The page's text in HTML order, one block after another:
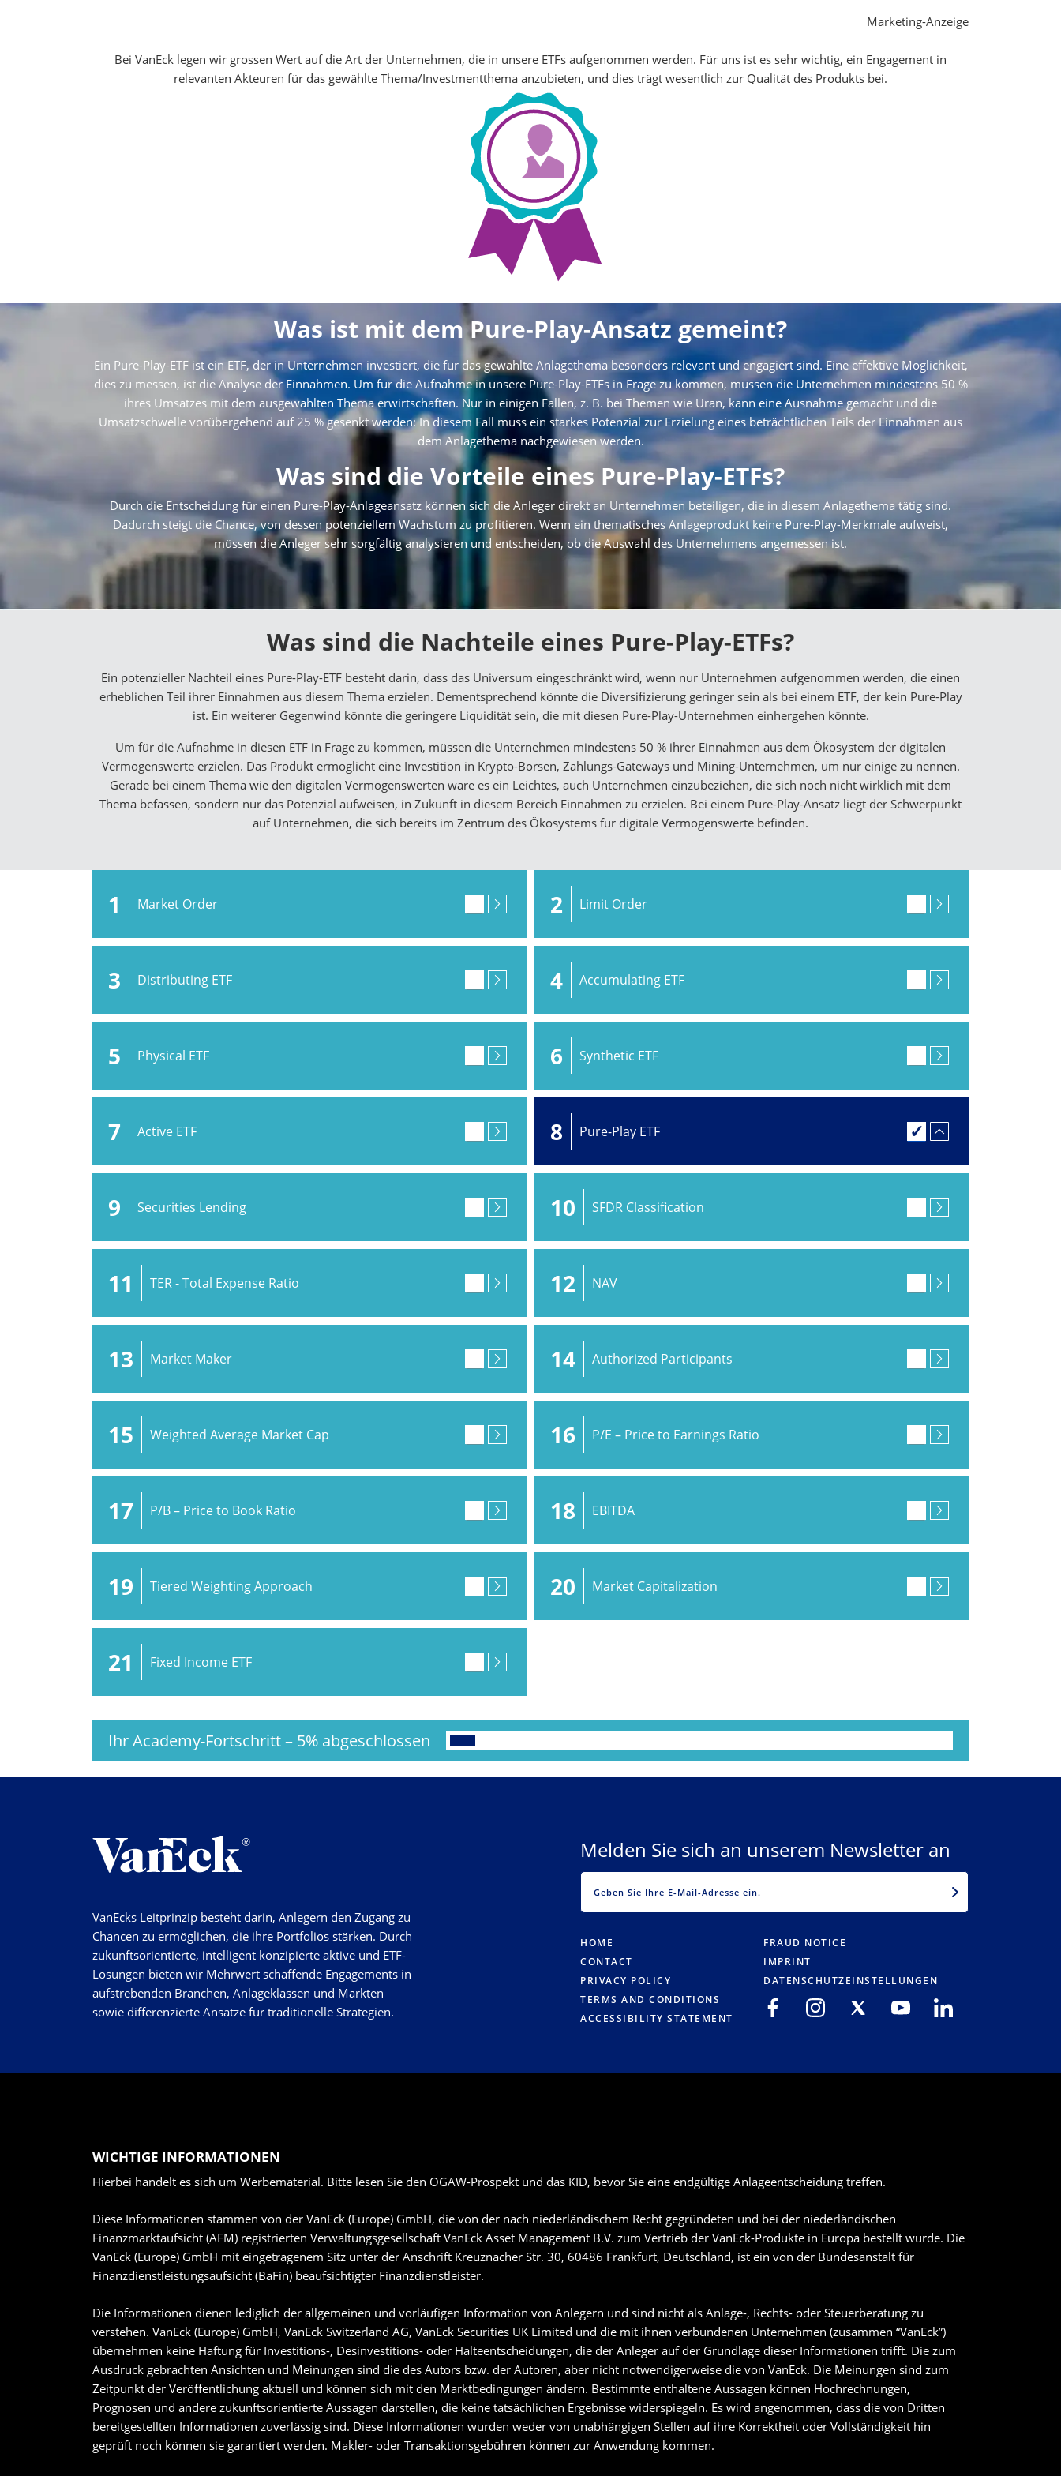
Marketing-Anzeige
Bei VanEck legen wir grossen Wert auf die Art der Unternehmen, die in unsere ETFs aufgenommen werden. Für uns ist es sehr wichtig, ein Engagement in
relevanten Akteuren für das gewählte Thema/Investmentthema anzubieten, und dies trägt wesentlich zur Qualität des Produkts bei.
Was ist mit dem Pure-Play-Ansatz gemeint?
Ein Pure-Play-ETF ist ein ETF, der in Unternehmen investiert, die für das gewählte Anlagethema besonders relevant und engagiert sind. Eine effektive Möglichkeit,
dies zu messen, ist die Analyse der Einnahmen. Um für die Aufnahme in unsere Pure-Play-ETFs in Frage zu kommen, müssen die Unternehmen mindestens 50 %
ihres Umsatzes mit dem ausgewählten Thema erwirtschaften. Nur in einigen Fällen, z. B. bei Themen wie Uran, kann eine Ausnahme gemacht und die
Umsatzschwelle vorübergehend auf 25 % gesenkt werden: In diesem Fall muss ein starkes Potenzial zur Erzielung eines beträchtlichen Teils der Einnahmen aus
dem Anlagethema nachgewiesen werden.
Was sind die Vorteile eines Pure-Play-ETFs?
Durch die Entscheidung für einen Pure-Play-Anlageansatz können sich die Anleger direkt an Unternehmen beteiligen, die in diesem Anlagethema tätig sind.
Dadurch steigt die Chance, von dessen potenziellem Wachstum zu profitieren. Wenn ein thematisches Anlageprodukt keine Pure-Play-Merkmale aufweist,
müssen die Anleger sehr sorgfältig analysieren und entscheiden, ob die Auswahl des Unternehmens angemessen ist.
Was sind die Nachteile eines Pure-Play-ETFs?
Ein potenzieller Nachteil eines Pure-Play-ETF besteht darin, dass das Universum eingeschränkt wird, wenn nur Unternehmen aufgenommen werden, die einen
erheblichen Teil ihrer Einnahmen aus diesem Thema erzielen. Dementsprechend könnte die Diversifizierung geringer sein als bei einem ETF, der kein Pure-Play
ist. Ein weiterer Gegenwind könnte die geringere Liquidität sein, die mit diesen Pure-Play-Unternehmen einhergehen könnte.
Um für die Aufnahme in diesen ETF in Frage zu kommen, müssen die Unternehmen mindestens 50 % ihrer Einnahmen aus dem Ökosystem der digitalen
Vermögenswerte erzielen. Das Produkt ermöglicht eine Investition in Krypto-Börsen, Zahlungs-Gateways und Mining-Unternehmen, um nur einige zu nennen.
Gerade bei einem Thema wie den digitalen Vermögenswerten wäre es ein Leichtes, auch Unternehmen einzubeziehen, die sich noch nicht wirklich mit dem
Thema befassen, sondern nur das Potenzial aufweisen, in Zukunft in diesem Bereich Einnahmen zu erzielen. Bei einem Pure-Play-Ansatz liegt der Schwerpunkt
auf Unternehmen, die sich bereits im Zentrum des Ökosystems für digitale Vermögenswerte befinden.
1 Market Order 2 Limit Order
3 Distributing ETF 4 Accumulating ETF
5 Physical ETF 6 Synthetic ETF
7 Active ETF 8 Pure-Play ETF
9 Securities Lending 10 SFDR Classification
11 TER - Total Expense Ratio 12 NAV
13 Market Maker 14 Authorized Participants
15 Weighted Average Market Cap 16 P/E – Price to Earnings Ratio
17 P/B – Price to Book Ratio 18 EBITDA
19 Tiered Weighting Approach 20 Market Capitalization
21 Fixed Income ETF
Ihr Academy-Fortschritt– 5% abgeschlossen
VanEcks Leitprinzip besteht darin, Anlegern den Zugang zu
Chancen zu ermöglichen, die ihre Portfolios stärken. Durch
zukunftsorientierte, intelligent konzipierte aktive und ETF-
Lösungen bieten wir Mehrwert schaffende Engagements in
aufstrebenden Branchen, Anlageklassen und Märkten
sowie differenzierte Ansätze für traditionelle Strategien.
Melden Sie sich an unserem Newsletter an
HOME
CONTACT
PRIVACY POLICY
TERMS AND CONDITIONS
ACCESSIBILITY STATEMENT
FRAUD NOTICE
IMPRINT
DATENSCHUTZEINSTELLUNGEN
WICHTIGE INFORMATIONEN
Hierbei handelt es sich um Werbematerial. Bitte lesen Sie den OGAW-Prospekt und das KID, bevor Sie eine endgültige Anlageentscheidung treffen.
Diese Informationen stammen von der VanEck (Europe) GmbH, die von der nach niederländischem Recht gegründeten und bei der niederländischen
Finanzmarktaufsicht (AFM) registrierten Verwaltungsgesellschaft VanEck Asset Management B.V. zum Vertrieb der VanEck-Produkte in Europa bestellt wurde. Die
VanEck (Europe) GmbH mit eingetragenem Sitz unter der Anschrift Kreuznacher Str. 30, 60486 Frankfurt, Deutschland, ist ein von der Bundesanstalt für
Finanzdienstleistungsaufsicht (BaFin) beaufsichtigter Finanzdienstleister.
Die Informationen dienen lediglich der allgemeinen und vorläufigen Information von Anlegern und sind nicht als Anlage-, Rechts- oder Steuerberatung zu
verstehen. VanEck (Europe) GmbH, VanEck Switzerland AG, VanEck Securities UK Limited und die mit ihnen verbundenen Unternehmen (zusammen “VanEck”)
übernehmen keine Haftung für Investitions-, Desinvestitions- oder Halteentscheidungen, die der Anleger auf der Grundlage dieser Informationen trifft. Die zum
Ausdruck gebrachten Ansichten und Meinungen sind die des Autors bzw. der Autoren, aber nicht notwendigerweise die von VanEck. Die Meinungen sind zum
Zeitpunkt der Veröffentlichung aktuell und können sich mit den Marktbedingungen ändern. Bestimmte enthaltene Aussagen können Hochrechnungen,
Prognosen und andere zukunftsorientierte Aussagen darstellen, die keine tatsächlichen Ergebnisse widerspiegeln. Es wird angenommen, dass die von Dritten
bereitgestellten Informationen zuverlässig sind. Diese Informationen wurden weder von unabhängigen Stellen auf ihre Korrektheit oder Vollständigkeit hin
geprüft noch können sie garantiert werden. Makler- oder Transaktionsgebühren können zur Anwendung kommen.